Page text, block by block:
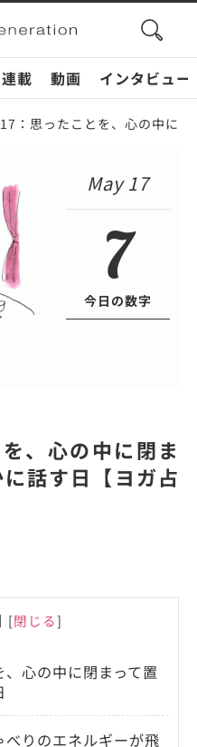
search
連載 動画 インタビュー
：思ったことを、心の中に
May 17
7
今日の数字
、心の中に閉ま
話す日【ヨガ占
[閉じる]
心の中に閉まって置
りのエネルギーが飛